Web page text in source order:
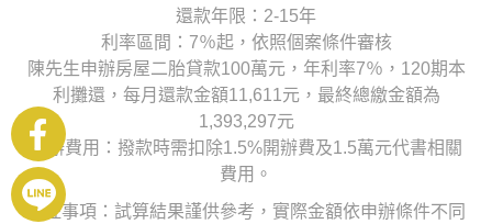
還款年限：2-15年
利率區間：7％起，依照個案條件審核
陳先生申辦房屋二胎貸款100萬元，年利率7％，120期本
利攤還，每月還款金額11,611元，最終總繳金額為
1,393,297元
申辦費用：撥款時需扣除1.5%開辦費及1.5萬元代書相關
費用。
備註事項：試算結果謹供參考，實際金額依申辦條件不同